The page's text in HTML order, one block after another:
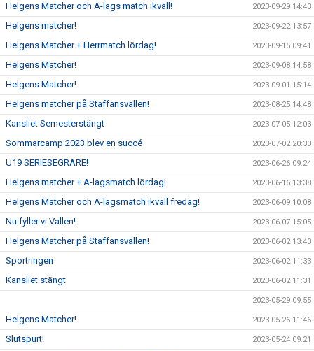
Helgens Matcher och A-lags match ikväll! 2023-09-29 14:43
Helgens matcher! 2023-09-22 13:57
Helgens Matcher + Herrmatch lördag! 2023-09-15 09:41
Helgens Matcher! 2023-09-08 14:58
Helgens Matcher! 2023-09-01 15:14
Helgens matcher på Staffansvallen! 2023-08-25 14:48
Kansliet Semesterstängt 2023-07-05 12:03
Sommarcamp 2023 blev en succé 2023-07-02 20:30
U19 SERIESEGRARE! 2023-06-26 09:24
Helgens matcher + A-lagsmatch lördag! 2023-06-16 13:38
Helgens Matcher och A-lagsmatch ikväll fredag! 2023-06-09 10:08
Nu fyller vi Vallen! 2023-06-07 15:05
Helgens Matcher på Staffansvallen! 2023-06-02 13:40
Sportringen 2023-06-02 11:33
Kansliet stängt 2023-06-02 11:31
2023-05-29 09:55
Helgens Matcher! 2023-05-26 11:46
Slutspurt! 2023-05-24 09:21